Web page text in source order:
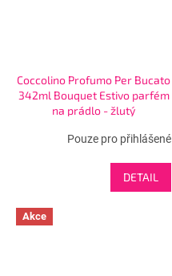
Coccolino Profumo Per Bucato
342ml Bouquet Estivo parfém
na prádlo - žlutý
Pouze pro přihlášené
DETAIL
Akce